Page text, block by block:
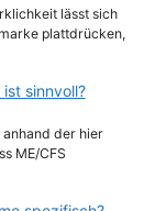
lässt sich
plattdrücken,
ist sinnvoll?
der hier
ME/CFS